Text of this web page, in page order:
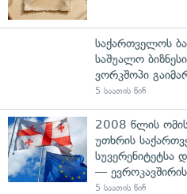
საქართველოს
საშუალო
ვორკშოპი
5 საათის წინ
2008 წლის
უთხრის
— ევროკავშირის
5 საათის წინ